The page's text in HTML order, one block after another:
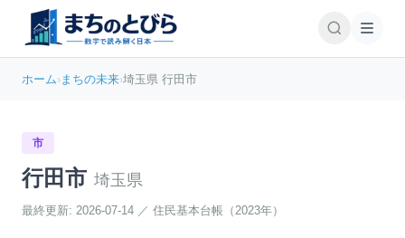
ホーム›まちの未来›埼玉県 行田市
市
行田市 埼玉県
最終更新: 2026-07-14 ／ 住民基本台帳（2023年）